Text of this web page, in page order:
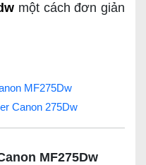
một cách đơn giản
MF275Dw
Canon 275Dw
MF275Dw